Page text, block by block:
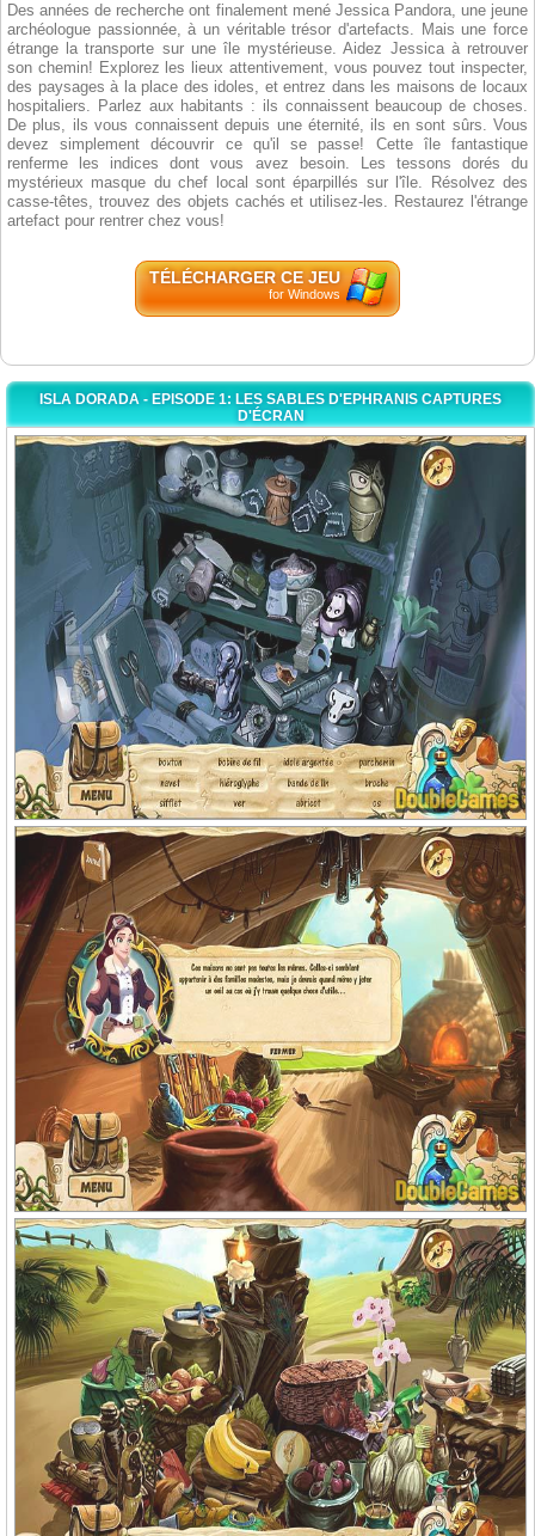
Des années de recherche ont finalement mené Jessica Pandora, une jeune
archéologue passionnée, à un véritable trésor d'artefacts. Mais une force
étrange la transporte sur une île mystérieuse. Aidez Jessica à retrouver
son chemin! Explorez les lieux attentivement, vous pouvez tout inspecter,
des paysages à la place des idoles, et entrez dans les maisons de locaux
hospitaliers. Parlez aux habitants : ils connaissent beaucoup de choses.
De plus, ils vous connaissent depuis une éternité, ils en sont sûrs. Vous
devez simplement découvrir ce qu'il se passe! Cette île fantastique
renferme les indices dont vous avez besoin. Les tessons dorés du
mystérieux masque du chef local sont éparpillés sur l'île. Résolvez des
casse-têtes, trouvez des objets cachés et utilisez-les. Restaurez l'étrange
artefact pour rentrer chez vous!
TÉLÉCHARGER CE JEU
for Windows
ISLA DORADA - EPISODE 1: LES SABLES D'EPHRANIS CAPTURES
D'ÉCRAN